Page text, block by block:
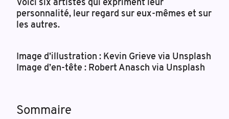
Voici six artistes qui expriment leur
personnalité, leur regard sur eux-mêmes et sur
les autres.
Image d’illustration : Kevin Grieve via Unsplash
Image d’en-tête : Robert Anasch via Unsplash
Sommaire